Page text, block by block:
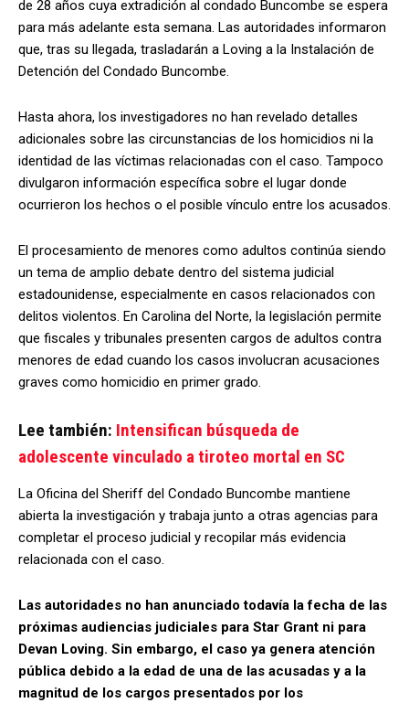
de 28 años cuya extradición al condado Buncombe se espera
para más adelante esta semana. Las autoridades informaron
que, tras su llegada, trasladarán a Loving a la Instalación de
Detención del Condado Buncombe.
Hasta ahora, los investigadores no han revelado detalles
adicionales sobre las circunstancias de los homicidios ni la
identidad de las víctimas relacionadas con el caso. Tampoco
divulgaron información específica sobre el lugar donde
ocurrieron los hechos o el posible vínculo entre los acusados.
El procesamiento de menores como adultos continúa siendo
un tema de amplio debate dentro del sistema judicial
estadounidense, especialmente en casos relacionados con
delitos violentos. En Carolina del Norte, la legislación permite
que fiscales y tribunales presenten cargos de adultos contra
menores de edad cuando los casos involucran acusaciones
graves como homicidio en primer grado.
Lee también: Intensifican búsqueda de
adolescente vinculado a tiroteo mortal en SC
La Oficina del Sheriff del Condado Buncombe mantiene
abierta la investigación y trabaja junto a otras agencias para
completar el proceso judicial y recopilar más evidencia
relacionada con el caso.
Las autoridades no han anunciado todavía la fecha de las
próximas audiencias judiciales para Star Grant ni para
Devan Loving. Sin embargo, el caso ya genera atención
pública debido a la edad de una de las acusadas y a la
magnitud de los cargos presentados por los